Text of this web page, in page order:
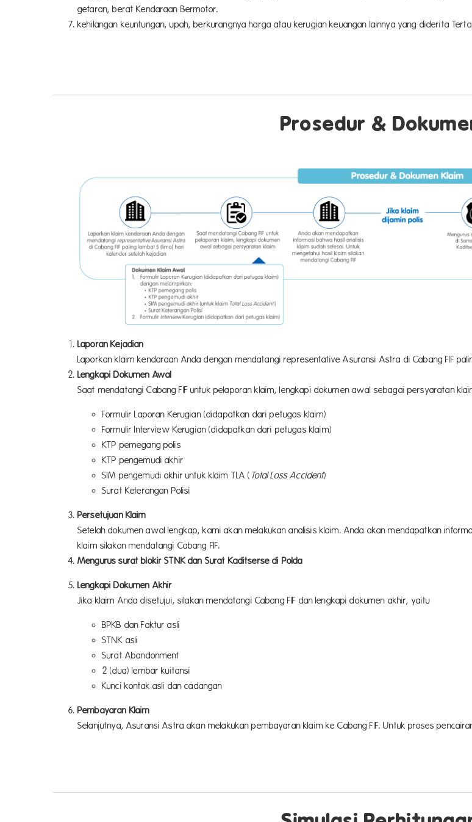
getaran, berat Kendaraan Bermotor.
kehilangan keuntungan, upah, berkurangnya harga atau kerugian keuangan lainnya yang diderita
Prosedur &
Laporan Kejadian
Laporkan klaim kendaraan Anda dengan mendatangi representative Asuransi Astra di Cabang FIF
Lengkapi Dokumen Awal
Saat mendatangi Cabang FIF untuk pelaporan klaim, lengkapi dokumen awal sebagai persyaratan
Formulir Laporan Kerugian (didapatkan dari petugas klaim)
Formulir Interview Kerugian (didapatkan dari petugas klaim)
KTP pemegang polis
KTP pengemudi akhir
SIM pengemudi akhir untuk klaim TLA ( Total Loss Accident)
Surat Keterangan Polisi
Persetujuan Klaim
Setelah dokumen awal lengkap, kami akan melakukan analisis klaim. Anda akan mendapatkan
klaim silakan mendatangi Cabang FIF.
Mengurus surat blokir STNK dan Surat Kaditserse di Polda
Lengkapi Dokumen Akhir
Jika klaim Anda disetujui, silakan mendatangi Cabang FIF dan lengkapi dokumen akhir, yaitu
BPKB dan Faktur asli
STNK asli
Surat Abandonment
2 (dua) lembar kuitansi
Kunci kontak asli dan cadangan
Pembayaran Klaim
Selanjutnya, Asuransi Astra akan melakukan pembayaran klaim ke Cabang FIF. Untuk proses